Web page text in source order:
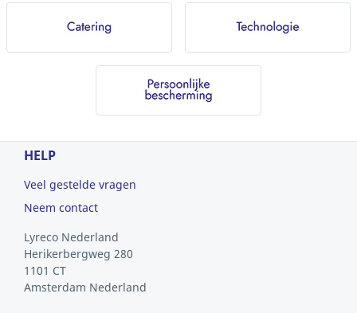
HELP
Veel gestelde vragen
Neem contact
Lyreco Nederland
Herikerbergweg 280
1101 CT
Amsterdam Nederland